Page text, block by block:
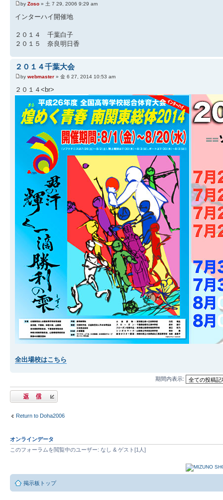
by Zoso » 土 7 29, 2006 9:29 am
インターハイ開催地
２０１４ 千葉白子
２０１５ 奈良明日香
２０１４千葉大会
by webmaster » 金 6 27, 2014 10:53 am
２０１４<br>
全出場校はこちら
期間内表示:
返信する
Return to Doha2006
オンラインデータ
このフォーラムを閲覧中のユーザー: なし & ゲスト[1人]
掲示板トップ